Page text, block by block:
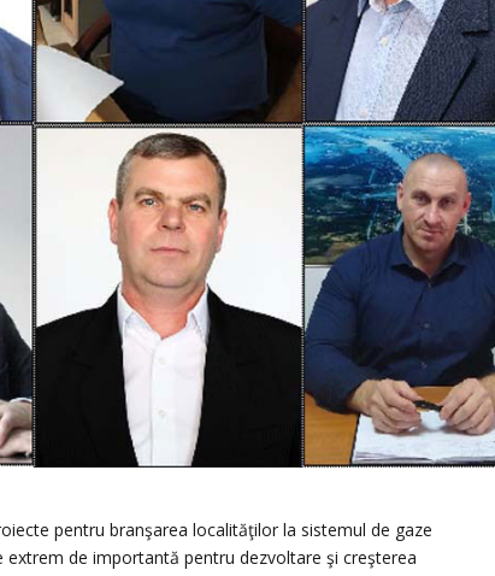
pentru branşarea localităţilor la sistemul de gaze
de importantă pentru dezvoltare şi creşterea